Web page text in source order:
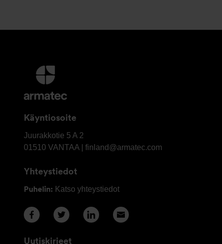
Lisätietoja
Yhteystiedot
Käyntiosoite
OY
Armatec
AB
Juurakkotie 5 A 2
01510 VANTAA | finland@armatec.com
Yhteystiedot
Puhelin: Katso yhteystiedot
Uutiskirjeet